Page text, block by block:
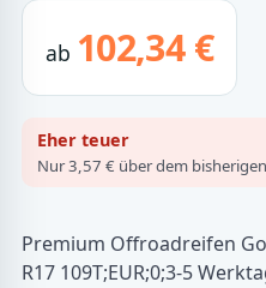
ab 102,34 €
Eher teuer
Nur 3,57 € über dem
Premium Offroadreifen
R17 109T;EUR;0;3-5